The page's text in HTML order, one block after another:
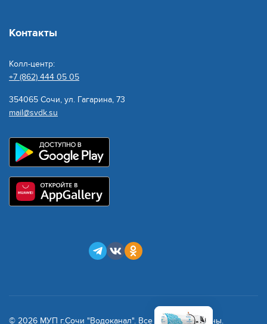
Контакты
Колл-центр:
+7 (862) 444 05 05
354065 Сочи, ул. Гагарина, 73
mail@svdk.su
© 2026 МУП г.Сочи "Водоканал". Все права защищены.